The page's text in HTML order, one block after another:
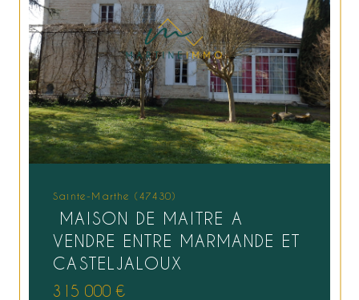
Sainte-Marthe (47430)
MAISON DE MAITRE A
VENDRE ENTRE MARMANDE ET
CASTELJALOUX
315 000 €